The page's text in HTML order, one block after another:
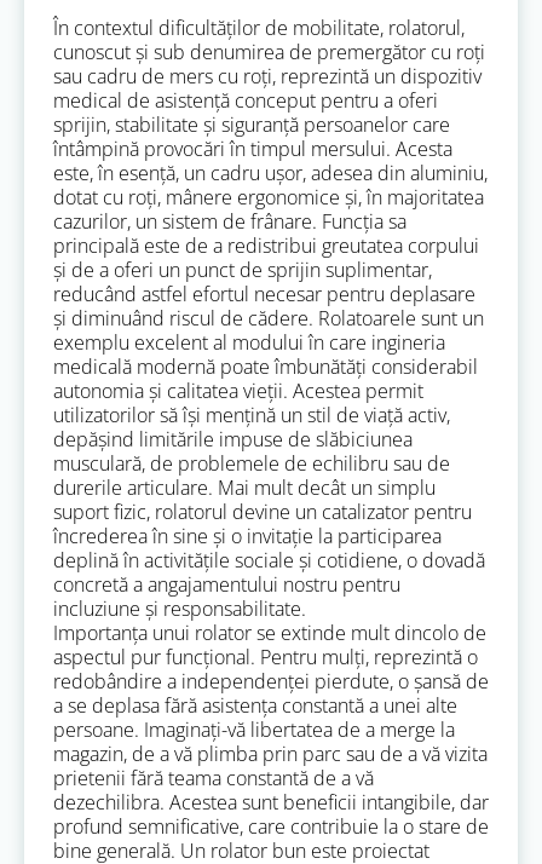
În contextul dificultăților de mobilitate, rolatorul,
cunoscut și sub denumirea de premergător cu roți
sau cadru de mers cu roți, reprezintă un dispozitiv
medical de asistență conceput pentru a oferi
sprijin, stabilitate și siguranță persoanelor care
întâmpină provocări în timpul mersului. Acesta
este, în esență, un cadru ușor, adesea din aluminiu,
dotat cu roți, mânere ergonomice și, în majoritatea
cazurilor, un sistem de frânare. Funcția sa
principală este de a redistribui greutatea corpului
și de a oferi un punct de sprijin suplimentar,
reducând astfel efortul necesar pentru deplasare
și diminuând riscul de cădere. Rolatoarele sunt un
exemplu excelent al modului în care ingineria
medicală modernă poate îmbunătăți considerabil
autonomia și calitatea vieții. Acestea permit
utilizatorilor să își mențină un stil de viață activ,
depășind limitările impuse de slăbiciunea
musculară, de problemele de echilibru sau de
durerile articulare. Mai mult decât un simplu
suport fizic, rolatorul devine un catalizator pentru
încrederea în sine și o invitație la participarea
deplină în activitățile sociale și cotidiene, o dovadă
concretă a angajamentului nostru pentru
incluziune și responsabilitate.
Importanța unui rolator se extinde mult dincolo de
aspectul pur funcțional. Pentru mulți, reprezintă o
redobândire a independenței pierdute, o șansă de
a se deplasa fără asistența constantă a unei alte
persoane. Imaginați-vă libertatea de a merge la
magazin, de a vă plimba prin parc sau de a vă vizita
prietenii fără teama constantă de a vă
dezechilibra. Acestea sunt beneficii intangibile, dar
profund semnificative, care contribuie la o stare de
bine generală. Un rolator bun este proiectat